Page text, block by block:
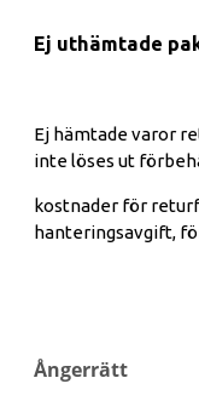
Ej uthämtade
Ej hämtade varor
inte löses ut
kostnader för
hanteringsavgift,
Ångerrätt